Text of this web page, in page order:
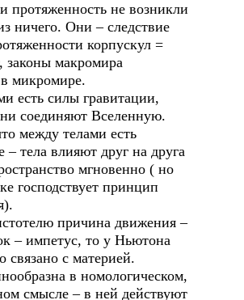
протяженность не возникли
ничего. Они – следствие
корпускул =
законы макромира
микромире.
есть силы гравитации,
соединяют Вселенную.
между телами есть
– тела влияют друг на друга
мгновенно ( но
господствует принцип
причина движения –
– импетус, то у Ньютона
связано с материей.
в номологическом,
смысле – в ней действуют